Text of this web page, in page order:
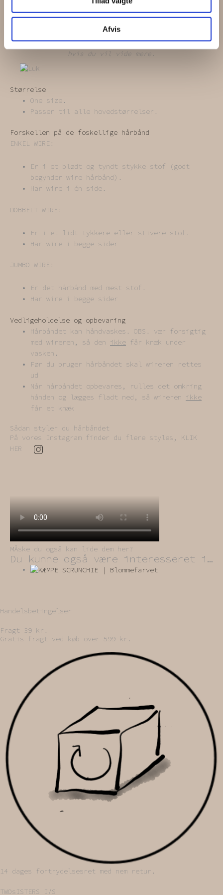
Afvis
tjenester samt tilpassede annoncer der kan
Vi spammer ikke! Læs voresprivatlivspolitik
hvis du vil vide mere.
Størrelse
One size.
Passer til alle hovedstørrelser.
Forskellen på de foskellige hårbånd
ENKEL WIRE:
Er i et blødt og tyndt stykke stof (godt
begynder wire hårbånd).
Har wire i én side.
DOBBELT WIRE:
Er i et lidt tykkere eller stivere stof.
Har wire i begge sider
JUMBO WIRE:
Er det hårbånd med mest stof.
Har wire i begge sider
Vedligeholdelse og opbevaring
Hårbåndet kan håndvaskes. OBS. vær forsigtig
med wireren, så den ikke får knæk under
vasken.
Før du bruger hårbåndet skal wireren rettes
ud
Når hårbåndet opbevares, rulles det omkring
hånden og lægges fladt ned, så wireren ikke
får et knæk
Sådan styler du hårbåndet
På vores Instagram finder du flere styles, KLIK
HER
MÅske du også kan lide dem her?
Du kunne også være interesseret i…
Handelsbetingelser
Fragt 39 kr.
Gratis fragt ved køb over 599 kr.
14 dages fortrydelsesret med nem retur.
TWOsISTERS I/S